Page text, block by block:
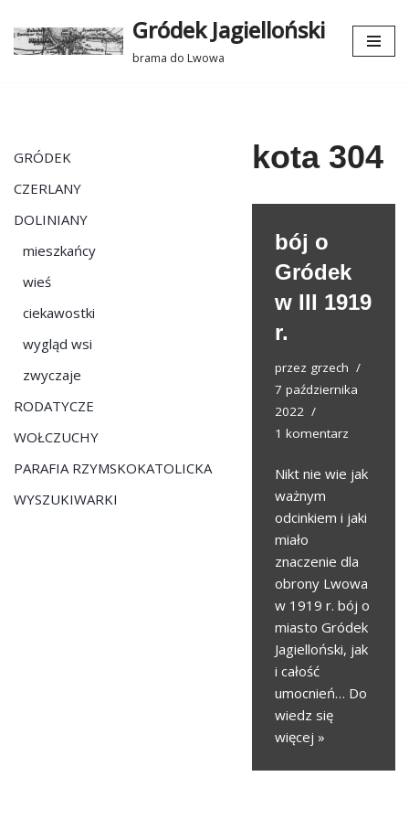
Przejdź
Gródek Jagielloński
brama do Lwowa
GRÓDEK
CZERLANY
DOLINIANY
mieszkańcy
wieś
ciekawostki
wygląd wsi
zwyczaje
RODATYCZE
WOŁCZUCHY
PARAFIA RZYMSKOKATOLICKA
WYSZUKIWARKI
kota 304
bój o
Gródek
w III 1919
r.
przez grzech
7 października
2022
1 komentarz
Nikt nie wie jak
ważnym
odcinkiem i jaki
miało
znaczenie dla
obrony Lwowa
w 1919 r. bój o
miasto Gródek
Jagielloński, jak
i całość
umocnień… Do
wiedz się
więcej »